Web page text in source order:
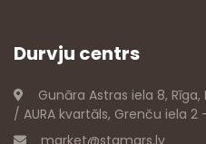
Durvju centrs
Gunāra Astras iela 8, Rīga,
/ AURA kvartāls, Grenču iela 2
market@stamars.lv